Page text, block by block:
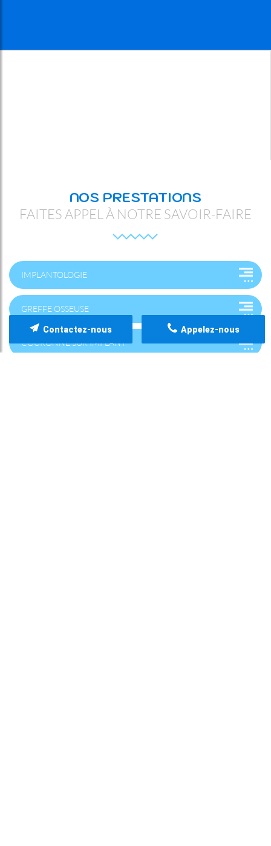
NOS PRESTATIONS
FAITES APPEL À NOTRE SAVOIR-FAIRE
IMPLANTOLOGIE
GREFFE OSSEUSE
COURONNE SUR IMPLANT
Appelez-nous
Contactez-nous